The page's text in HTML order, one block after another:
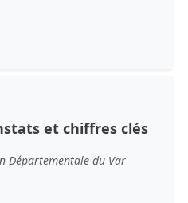
et chiffres clés
Départementale du Var